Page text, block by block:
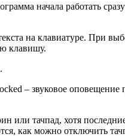
начала работать
на клавиатуре. При
клавишу.
– звуковое
или тачпад, хотя
как можно отключить